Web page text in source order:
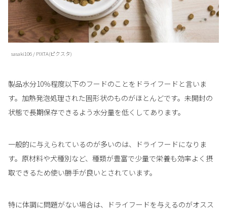
sasaki106 / PIXTA(ピクスタ)
製品水分10％程度以下のフードのことをドライフードと言いま
す。加熱発泡処理された固形状のものがほとんどです。未開封の
状態で長期保存できるよう水分量を低くしてあります。
一般的に与えられているのが多いのは、ドライフードになりま
す。原材料や犬種別など、種類が豊富で少量で栄養も効率よく摂
取できるため使い勝手が良いとされています。
特に体調に問題がない場合は、ドライフードを与えるのがオスス